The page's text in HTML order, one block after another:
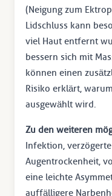
(Neigung zum
Lidschluss kann
viel Haut entfernt
bessern sich mit
können einen
Risiko erklärt,
ausgewählt wird.
Zu den weiteren
Infektion,
Augentrockenheit,
eine leichte
auffälligere